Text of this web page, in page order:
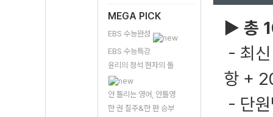
MEGA PICK
EBS 수능완성
EBS 수능특강
윤리의 정석 현자의 돌
안 틀리는 영어, 안틀영
한 권 질주&한 판 승부
▶ 총
- 최
항 +
- 단